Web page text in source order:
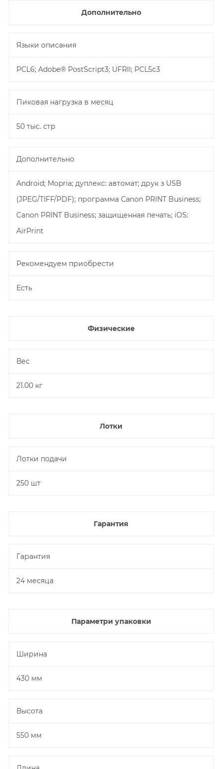
Дополнительно
Языки описания
PCL6; Adobe® PostScript3; UFRII; PCL5c3
Пиковая нагрузка в месяц
50 тыс. стр
Дополнительно
Android; Mopria; дуплекс: автомат; друк з USB
(JPEG/TIFF/PDF); программа Canon PRINT Business;
Canon PRINT Business; защищенная печать; iOS:
AirPrint
Рекомендуем приобрести
Есть
Физические
Вес
21.00 кг
Лотки
Лотки подачи
250 шт
Гарантия
Гарантия
24 месяца
Параметри упаковки
Ширина
430 мм
Высота
550 мм